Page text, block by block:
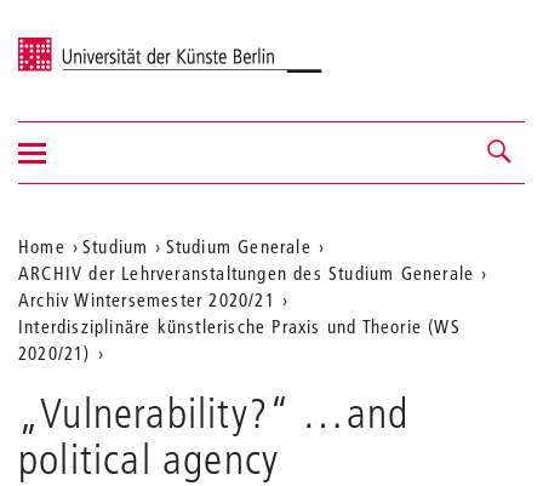
Universität der Künste Berlin
Navigation &
Suche
Navigation
ein-/ausblenden
Aktuelle
Position
auf
der
Webseite
Home Studium
Studium Generale
ARCHIV der Lehrveranstaltungen des Studium Generale
Archiv Wintersemester 2020/21
Interdisziplinäre künstlerische Praxis und Theorie (WS
2020/21)
„Vulnerability?“ …and
political agency